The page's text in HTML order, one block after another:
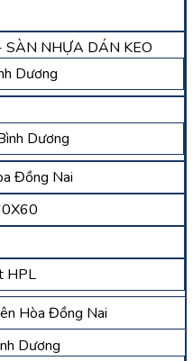
NHỰA DÁN KEO
Dương
Dương
Đồng Nai
HPL
Hòa Đồng Nai
Dương